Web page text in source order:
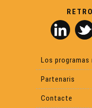
Dictada
L'enquèsta
Calandreta
La Tuta d'òc
Los programas
Partenaris
Contacte